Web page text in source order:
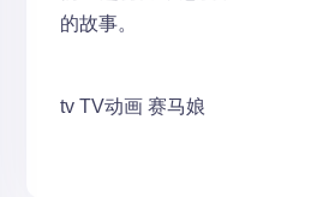
的故事。
tv TV动画 赛马娘